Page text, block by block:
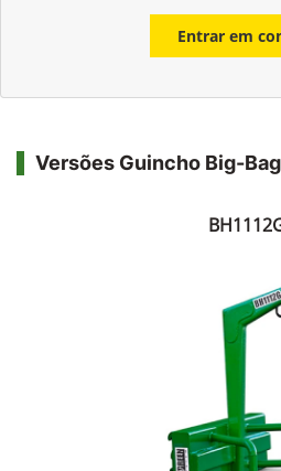
Entrar em
Versões Guincho Big-Bag